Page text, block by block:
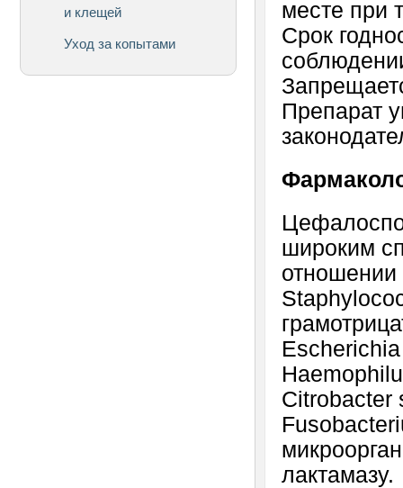
и клещей
Уход за копытами
месте при
Срок
Препарат
широким
Citrobacter
лактамазу.